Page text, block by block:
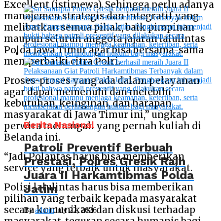
Excellent (istimewa). Sehingga perlu adanya
manajemen strategis dan integratif yang
melibatkan semua pihak, baik pimpinan
maupun seluruh anggota jajaran lalulintas
Polda Jawa Timur agar bisa bersama-sama
memperbaiki citra Polri.
Proses-proses yang ada dalam pelayanan
agar dapat memenuhi dan melebihi
kebutuhan, keinginan, dan harapan
masyarakat di Jawa Timur ini,” ungkap
perwira menengah yang pernah kuliah di
Belanda ini.
“Jadi Polantas harus bisa memberikan
service yang terbaik untuk masyarakat.
Polisi lalulintas harus bisa memberikan
pilihan yang terbaik kepada masyarakat
secara komunikasi dan diskusi terhadap
Berita Nasional
Patroli Preventif Berbuah
Prestasi, Polres Gresik Raih
Juara II Harkamtibmas Polda
Jatim
ByadminJuly 22, 2026